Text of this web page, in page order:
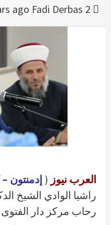
Fadi Derbas
العرب نيوز ( إدمنتون –
راشيا الوادي الشيخ
رحاب مركز دار الفتوى